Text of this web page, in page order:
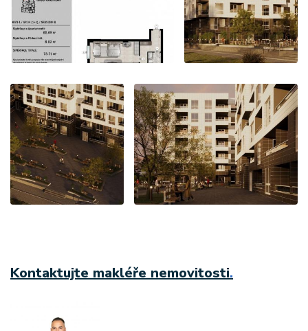
Kontaktujte makléře nemovitosti.